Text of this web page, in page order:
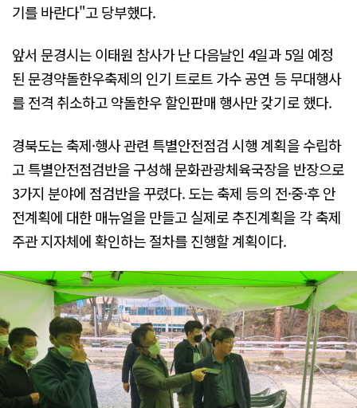
기를 바란다"고 당부했다.
앞서 문경시는 이태원 참사가 난 다음날인 4일과 5일 예정
된 문경약돌한우축제의 인기 트로트 가수 공연 등 무대행사
를 전격 취소하고 약돌한우 할인판매 행사만 갖기로 했다.
경북도는 축제·행사 관련 특별안전점검 시행 계획을 수립하
고 특별안전점검반을 구성해 문화관광체육국장을 반장으로
3가지 분야에 점검반을 꾸렸다. 도는 축제 등의 전·중·후 안
전계획에 대한 매뉴얼을 만들고 실제로 추진계획을 각 축제
주관 지자체에 확인하는 절차를 진행할 계획이다.